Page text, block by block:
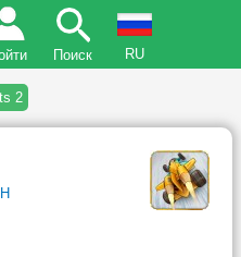
Поиск RU
2